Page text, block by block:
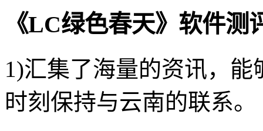
《LC绿色春天》软件测
1)汇集了海量的资讯，
时刻保持与云南的联系。